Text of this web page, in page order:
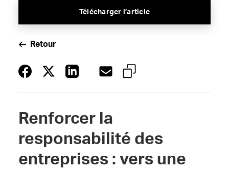
Télécharger l’article
Retour
Renforcer la
responsabilité des
entreprises : vers une